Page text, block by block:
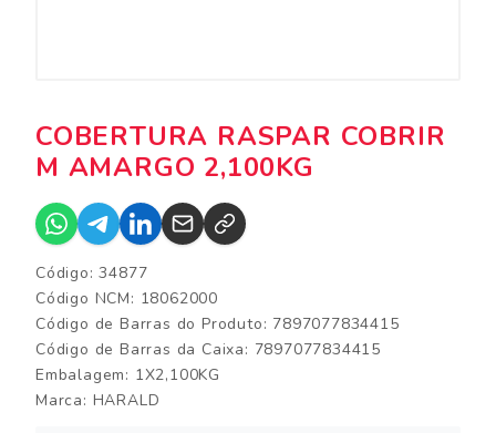
COBERTURA RASPAR COBRIR
M AMARGO 2,100KG
Código: 34877
Código NCM: 18062000
Código de Barras do Produto: 7897077834415
Código de Barras da Caixa: 7897077834415
Embalagem: 1X2,100KG
Marca: HARALD